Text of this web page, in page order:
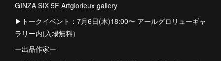
GINZA SIX 5F Artglorieux gallery
▶︎トークイベント：7月6日(木)18:00〜 アールグロリューギャ
ラリー内(入場無料）
ー出品作家ー